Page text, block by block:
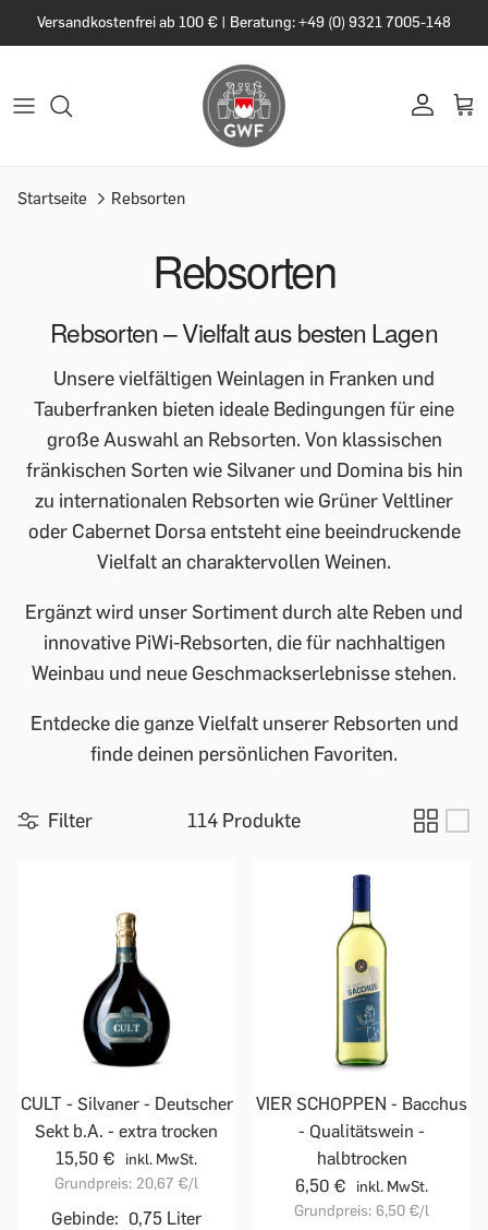
Versandkostenfrei ab 100 € | Beratung: +49 (0) 9321 7005-148
Startseite Rebsorten
Rebsorten
Rebsorten – Vielfalt aus besten Lagen
Unsere vielfältigen Weinlagen in Franken und
Tauberfranken bieten ideale Bedingungen für eine
große Auswahl an Rebsorten. Von klassischen
fränkischen Sorten wie Silvaner und Domina bis hin
zu internationalen Rebsorten wie Grüner Veltliner
oder Cabernet Dorsa entsteht eine beeindruckende
Vielfalt an charaktervollen Weinen.
Ergänzt wird unser Sortiment durch alte Reben und
innovative PiWi-Rebsorten, die für nachhaltigen
Weinbau und neue Geschmackserlebnisse stehen.
Entdecke die ganze Vielfalt unserer Rebsorten und
finde deinen persönlichen Favoriten.
Filter 114 Produkte
CULT - Silvaner - Deutscher
Sekt b.A. - extra trocken
15,50 €
inkl. MwSt.
Grundpreis: 20,67 €/l
Gebinde: 0,75 Liter
VIER SCHOPPEN - Bacchus
- Qualitätswein -
halbtrocken
6,50 €
inkl. MwSt.
Grundpreis: 6,50 €/l